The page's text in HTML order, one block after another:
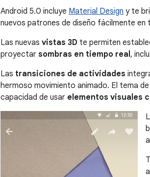
Android 5.0 incluye Material Design y te
nuevos patrones de diseño fácilmente en
Las nuevas vistas 3D te permiten
proyectar sombras en tiempo real,
Las transiciones de actividades
hermoso movimiento animado. El tema
capacidad de usar elementos visuales